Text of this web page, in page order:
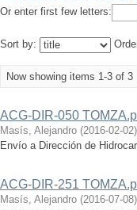
Or enter first few letters:
Sort by:
Now showing items 1-3 of 3
ACG-DIR-050
Masís, Alejandro (2016-02-02)
Envío a Dirección de
ACG-DIR-251
Masís, Alejandro (2016-07-08)